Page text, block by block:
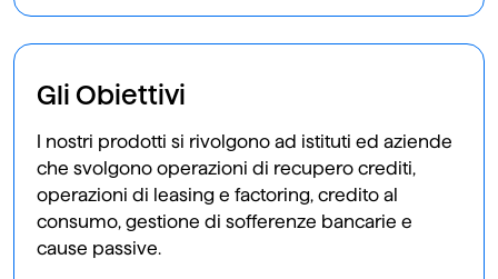
Gli Obiettivi
I nostri prodotti si rivolgono ad istituti ed aziende
che svolgono operazioni di recupero crediti,
operazioni di leasing e factoring, credito al
consumo, gestione di sofferenze bancarie e
cause passive.